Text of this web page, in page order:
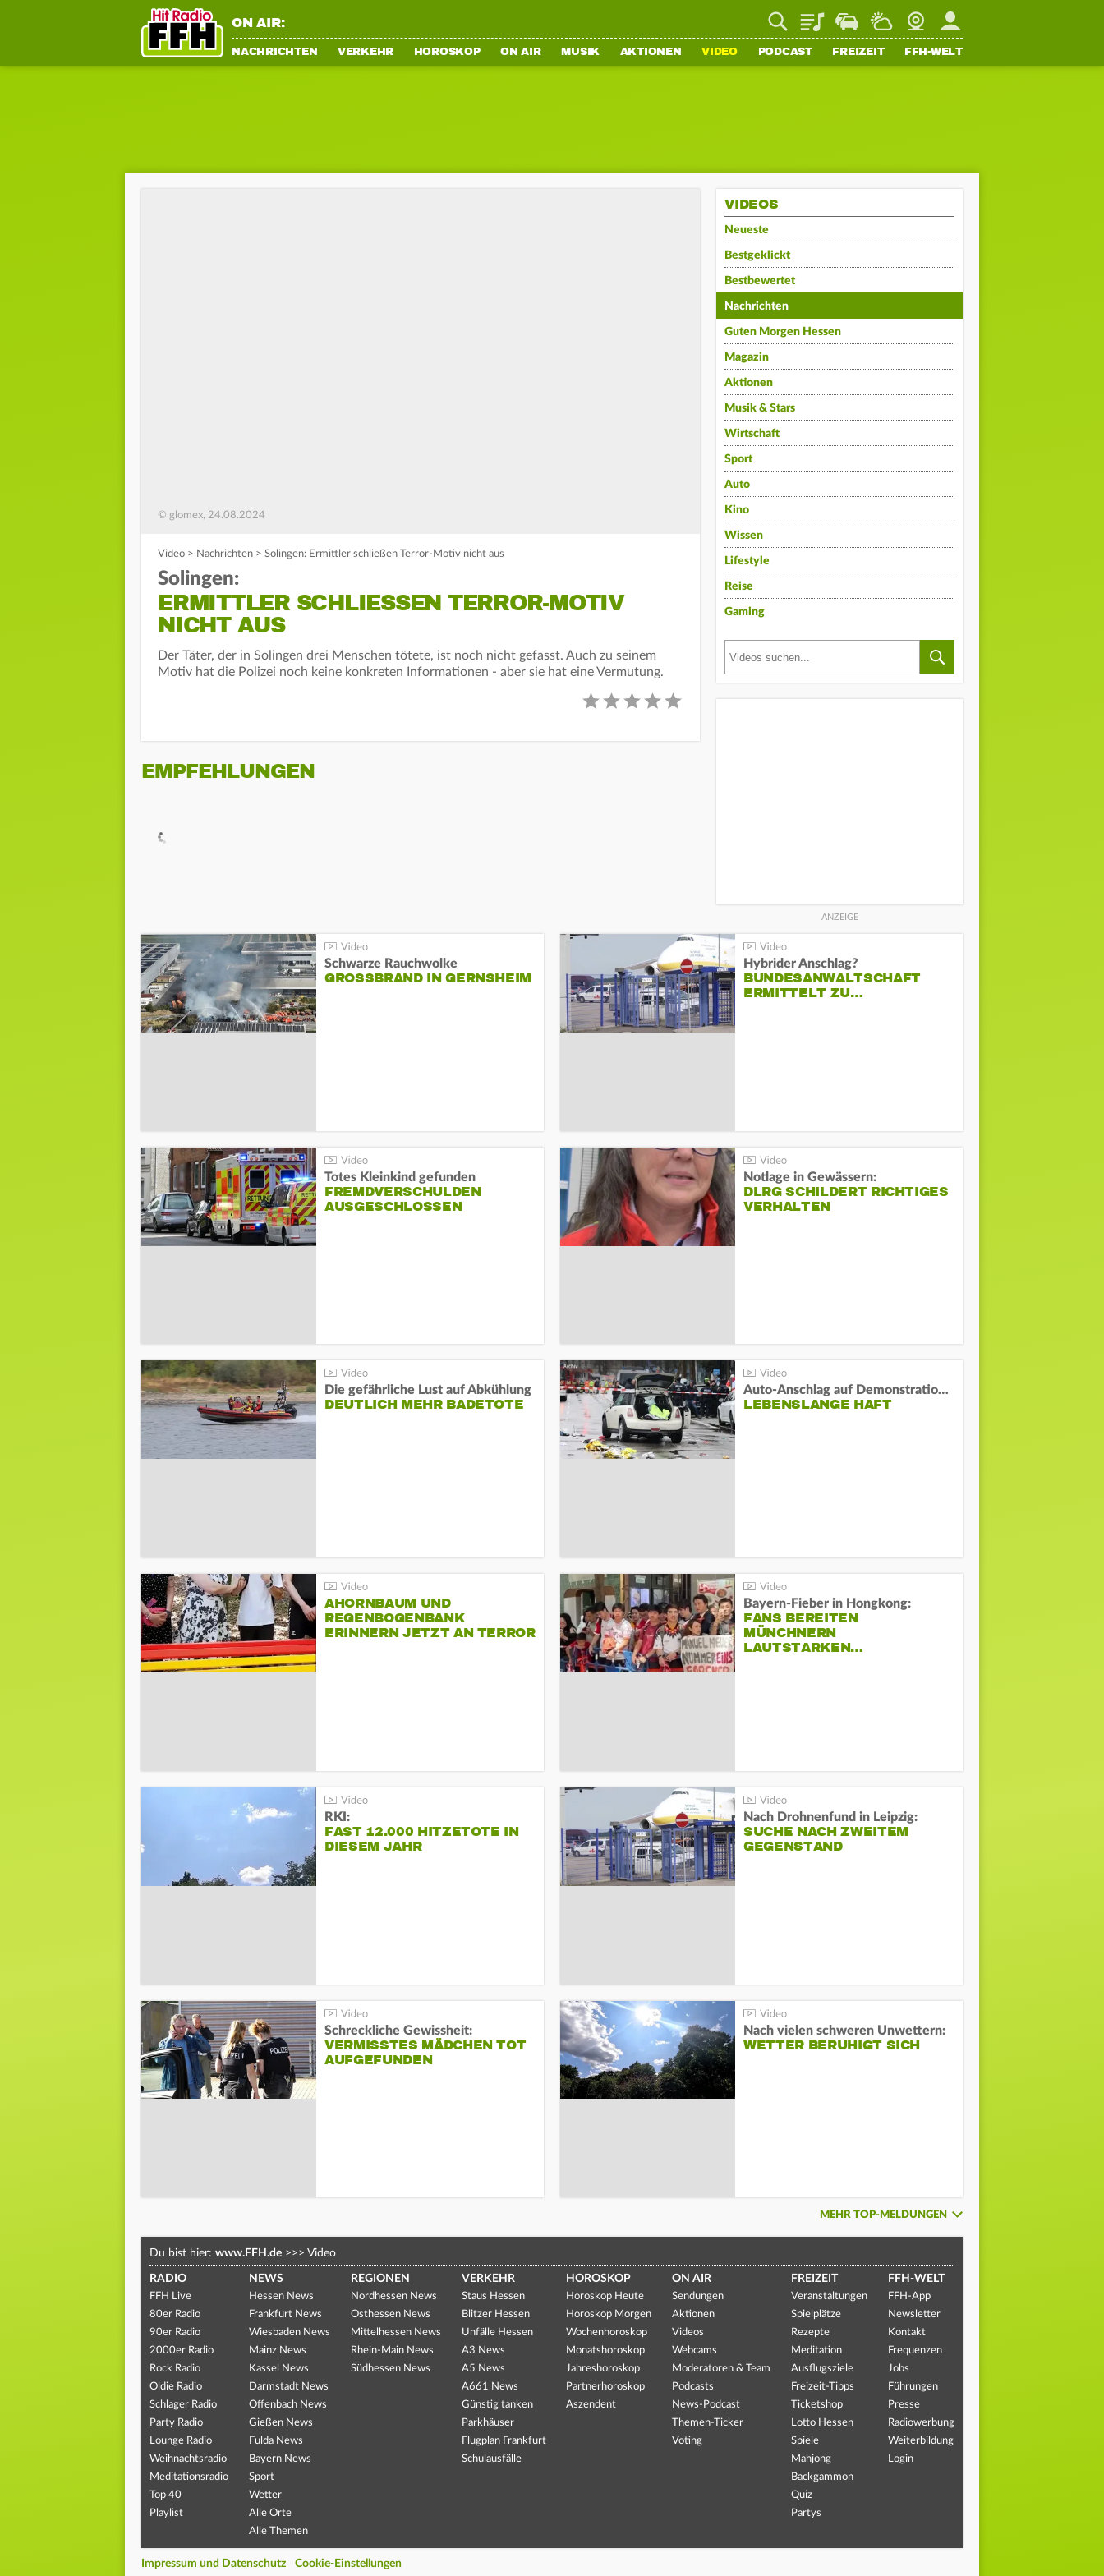
ON AIR: PlaylistStaupilotWetterWebcamMein FFH
NACHRICHTEN VERKEHR HOROSKOP ON AIR MUSIK AKTIONEN VIDEO PODCAST FREIZEIT FFH-WELT
© glomex, 24.08.2024
Video > Nachrichten > Solingen: Ermittler schließen Terror-Motiv nicht aus
Solingen:
ERMITTLER SCHLIESSEN TERROR-MOTIV N
ICHT AUS
Der Täter, der in Solingen drei Menschen tötete, ist noch nicht gefasst. Auch zu seinem
Motiv hat die Polizei noch keine konkreten Informationen - aber sie hat eine Vermutung.
EMPFEHLUNGEN
VIDEOS
Neueste
Bestgeklickt
Bestbewertet
Nachrichten
Guten Morgen Hessen
Magazin
Aktionen
Musik & Stars
Wirtschaft
Sport
Auto
Kino
Wissen
Lifestyle
Reise
Gaming
Schwarze Rauchwolke
GROSSBRAND IN GERNSHEIM
Hybrider Anschlag?
BUNDESANWALTSCHAFT
ERMITTELT ZU…
Totes Kleinkind gefunden
FREMDVERSCHULDEN
AUSGESCHLOSSEN
Notlage in Gewässern:
DLRG SCHILDERT RICHTIGES
VERHALTEN
Die gefährliche Lust auf Abkühlung
DEUTLICH MEHR BADETOTE
Auto-Anschlag auf Demonstration in München:
LEBENSLANGE HAFT
AHORNBAUM UND
REGENBOGENBANK
ERINNERN JETZT AN TERROR
Bayern-Fieber in Hongkong:
FANS BEREITEN
MÜNCHNERN
LAUTSTARKEN…
RKI:
FAST 12.000 HITZETOTE IN
DIESEM JAHR
Nach Drohnenfund in Leipzig:
SUCHE NACH ZWEITEM
GEGENSTAND
Schreckliche Gewissheit:
VERMISSTES MÄDCHEN TOT
AUFGEFUNDEN
Nach vielen schweren Unwettern:
WETTER BERUHIGT SICH
MEHR TOP-MELDUNGEN
Du bist hier: www.FFH.de >>> Video
RADIO
FFH Live
80er Radio
90er Radio
2000er Radio
Rock Radio
Oldie Radio
Schlager Radio
Party Radio
Lounge Radio
Weihnachtsradio
Meditationsradio
Top 40
Playlist
NEWS
Hessen News
Frankfurt News
Wiesbaden News
Mainz News
Kassel News
Darmstadt News
Offenbach News
Gießen News
Fulda News
Bayern News
Sport
Wetter
Alle Orte
Alle Themen
REGIONEN
Nordhessen News
Osthessen News
Mittelhessen News
Rhein-Main News
Südhessen News
VERKEHR
Staus Hessen
Blitzer Hessen
Unfälle Hessen
A3 News
A5 News
A661 News
Günstig tanken
Parkhäuser
Flugplan Frankfurt
Schulausfälle
HOROSKOP
Horoskop Heute
Horoskop Morgen
Wochenhoroskop
Monatshoroskop
Jahreshoroskop
Partnerhoroskop
Aszendent
ON AIR
Sendungen
Aktionen
Videos
Webcams
Moderatoren & Team
Podcasts
News-Podcast
Themen-Ticker
Voting
FREIZEIT
Veranstaltungen
Spielplätze
Rezepte
Meditation
Ausflugsziele
Freizeit-Tipps
Ticketshop
Lotto Hessen
Spiele
Mahjong
Backgammon
Quiz
Partys
FFH-WELT
FFH-App
Newsletter
Kontakt
Frequenzen
Jobs
Führungen
Presse
Radiowerbung
Weiterbildung
Login
Impressum und Datenschutz Cookie-Einstellungen